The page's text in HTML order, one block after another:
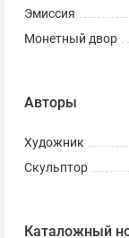
Эмиссия
Монетный двор
Авторы
Художник
Скульптор
Каталожный